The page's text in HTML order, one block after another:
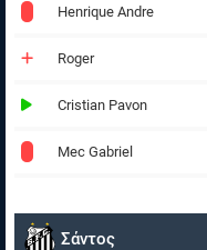
Henrique Andre
Roger
Cristian Pavon
Mec Gabriel
Σάντος